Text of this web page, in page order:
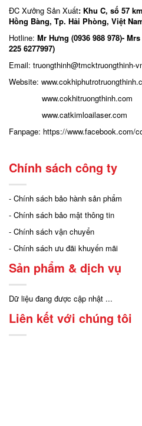
ĐC Xưởng Sản Xuất: Khu C, số 57
Hồng Bàng, Tp. Hải Phòng, Việt
Hotline: Mr Hưng (0936 988 978)-
225 6277997)
Email: truongthinh@tmcktruongthinh-
Website:
www.cokhitruongthinh.com
www.catkimloailaser.com
Fanpage: https://www.facebook.com/
Chính sách công ty
- Chính sách bảo hành sản phẩm
- Chính sách bảo mật thông tin
- Chính sách vận chuyển
- Chính sách ưu đãi khuyến mãi
Sản phẩm & dịch vụ
Dữ liệu đang được cập nhật ...
Liên kết với chúng tôi